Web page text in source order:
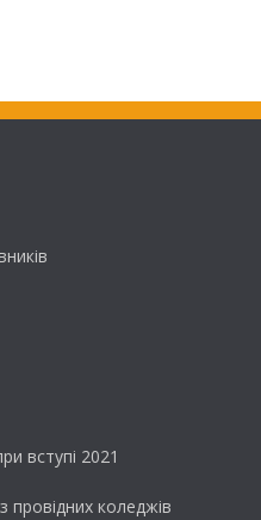
вступі 2021
провідних коледжів